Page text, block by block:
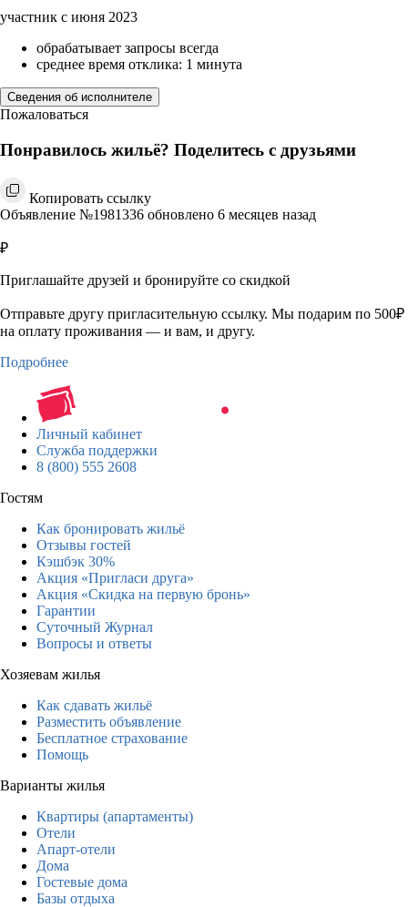
участник с июня 2023
обрабатывает запросы всегда
среднее время отклика: 1 минута
Сведения об исполнителе
Пожаловаться
Понравилось жильё? Поделитесь с друзьями
Копировать ссылку
Объявление №1981336 обновлено 6 месяцев назад
₽
Приглашайте друзей и бронируйте со скидкой
Отправьте другу пригласительную ссылку. Мы подарим по 500₽
на оплату проживания — и вам, и другу.
Подробнее
Личный кабинет
Служба поддержки
8 (800) 555 2608
Гостям
Как бронировать жильё
Отзывы гостей
Кэшбэк 30%
Акция «Пригласи друга»
Акция «Скидка на первую бронь»
Гарантии
Суточный Журнал
Вопросы и ответы
Хозяевам жилья
Как сдавать жильё
Разместить объявление
Бесплатное страхование
Помощь
Варианты жилья
Квартиры (апартаменты)
Отели
Апарт-отели
Дома
Гостевые дома
Базы отдыха